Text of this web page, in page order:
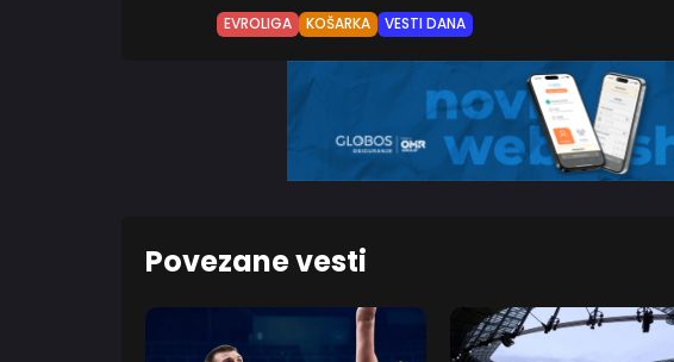
EVROLIGA
KOŠARKA VESTI DANA
Povezane vesti